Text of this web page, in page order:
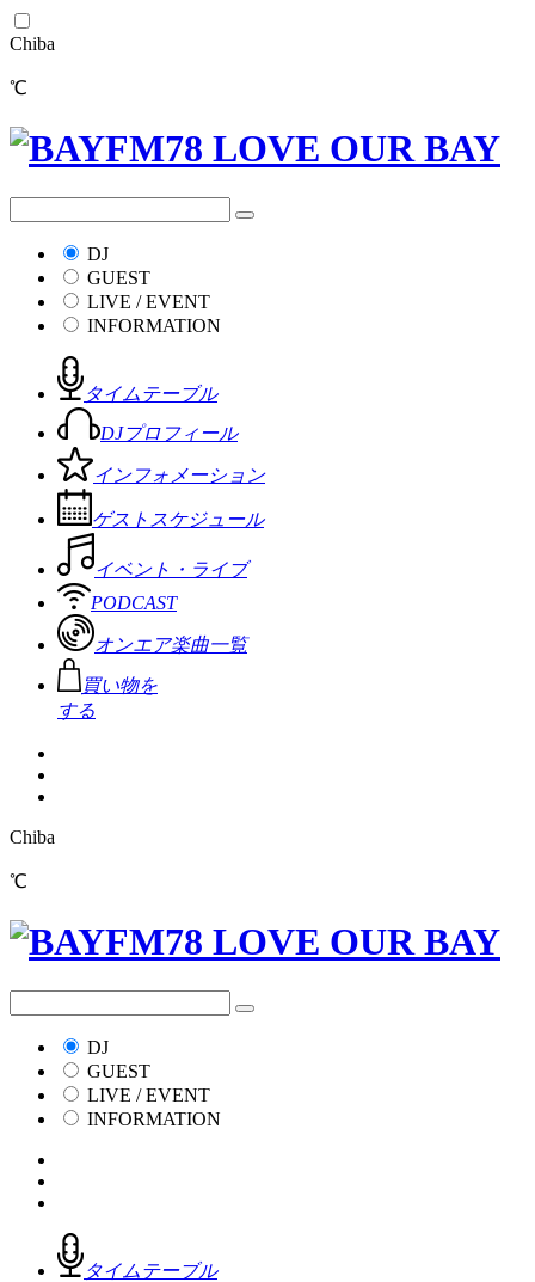
Chiba
℃
DJ
GUEST
LIVE / EVENT
INFORMATION
タイムテーブル
DJプロフィール
インフォメーション
ゲストスケジュール
イベント・ライブ
PODCAST
オンエア楽曲一覧
買い物を
する
Chiba
℃
DJ
GUEST
LIVE / EVENT
INFORMATION
タイムテーブル